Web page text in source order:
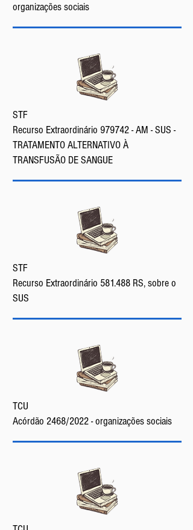
organizações sociais
STF
Recurso Extraordinário 979742 - AM - SUS -
TRATAMENTO ALTERNATIVO À
TRANSFUSÃO DE SANGUE
STF
Recurso Extraordinário 581.488 RS, sobre o
SUS
TCU
Acórdão 2468/2022 - organizações sociais